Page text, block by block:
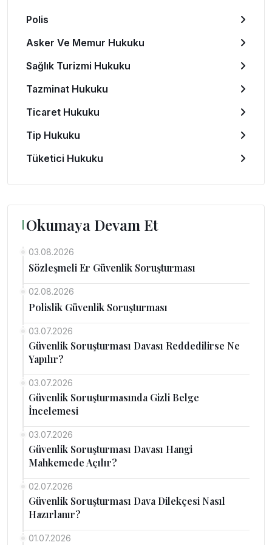
Polis
Asker Ve Memur Hukuku
Sağlık Turizmi Hukuku
Tazminat Hukuku
Ticaret Hukuku
Tip Hukuku
Tüketici Hukuku
Okumaya Devam Et
03.08.2026
Sözleşmeli Er Güvenlik Soruşturması
02.08.2026
Polislik Güvenlik Soruşturması
03.07.2026
Güvenlik Soruşturması Davası Reddedilirse Ne
Yapılır?
03.07.2026
Güvenlik Soruşturmasında Gizli Belge
İncelemesi
03.07.2026
Güvenlik Soruşturması Davası Hangi
Mahkemede Açılır?
02.07.2026
Güvenlik Soruşturması Dava Dilekçesi Nasıl
Hazırlanır?
01.07.2026